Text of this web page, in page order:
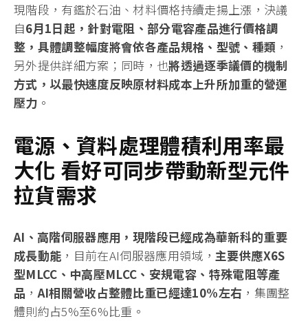
現階段，有鑑於石油、材料價格持續走揚上漲，決議
自6月1日起，針對電阻、部分電容產品進行價格調
整，具體調整幅度將會依各產品規格、型號、種類 ，
另外提供詳細方案；同時，也將透過逐季議價的機制
方式，以最快速度反映原材料成本上升所加重的營運
壓力 。
電源、資料處理體積利用率最
大化 看好可同步帶動新型元件
拉貨需求
AI 、高階伺服器應用，現階段已經成為華新科的重要
成長動能 ，目前在AI伺服器應用領域，主要供應X6S
型MLCC 、中高壓MLCC 、安規電容、特殊電阻等產
品 ，AI相關營收占整體比重已經達10%左右 ，集團整
體則約占5%至6%比重。